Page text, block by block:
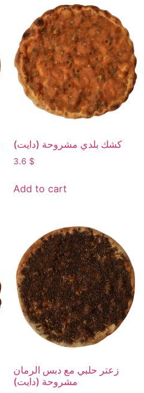
كشك بلدي مشروحة (دايت)
3.6 $
Add to cart
زعتر حلبي مع دبس الرمان
مشروحة (دايت)